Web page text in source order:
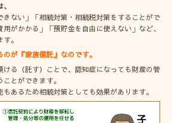
きない」「相続対策・相続税対策をすることがで
がかかる」「預貯金を自由に使えない」など、
。
が『家族信託』なのです。
る（託す）ことで、認知症になっても財産の管
とができます。
あるため相続対策としても効果があります。